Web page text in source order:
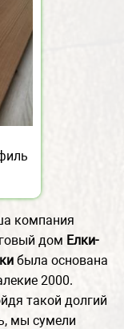
компания
дом Елки-
была основана
2000.
такой долгий
мы сумели